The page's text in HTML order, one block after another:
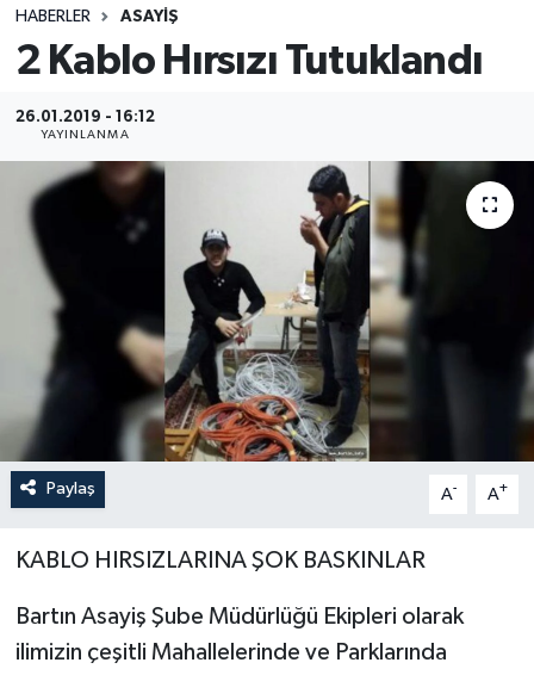
HABERLER ASAYIŞ
2 Kablo Hırsızı Tutuklandı
26.01.2019 - 16:12
YAYINLANMA
Paylaş A- A+
KABLO HIRSIZLARINA ŞOK BASKINLAR
Bartın Asayiş Şube Müdürlüğü Ekipleri olarak
ilimizin çeşitli Mahallelerinde ve Parklarında
Kültür-Sanat
Magazin
Medya
Sinema
Sivil Toplum
Siyaset
Spor
Yaşam
Son Dakika Haberleri
Haber Arşivi